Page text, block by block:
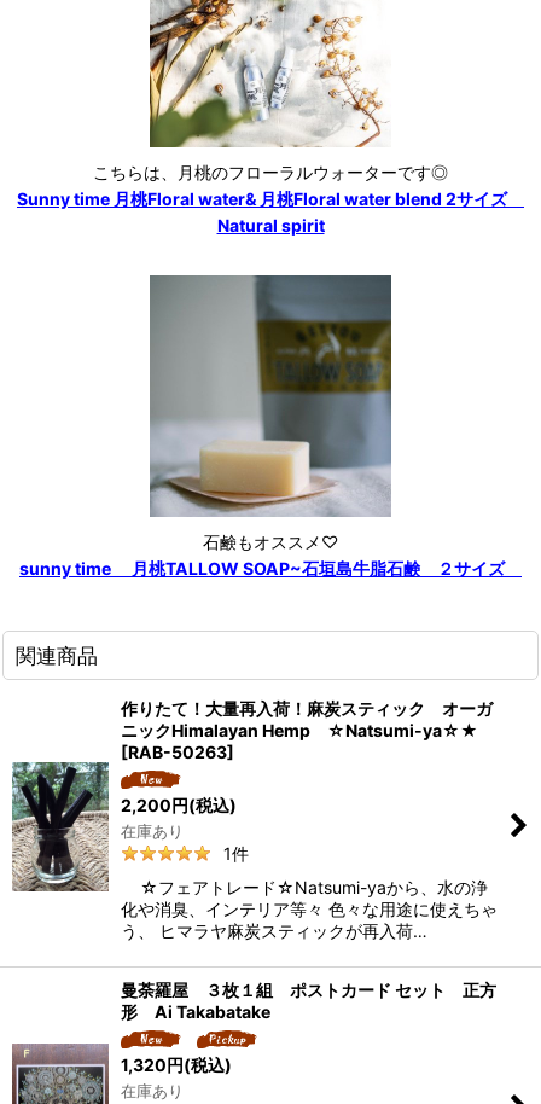
こちらは、月桃のフローラルウォーターです◎
Sunny time 月桃Floral water& 月桃Floral water blend 2サイズ
Natural spirit
石鹸もオススメ♡
sunny time 月桃TALLOW SOAP~石垣島牛脂石鹸 ２サイズ
関連商品
作りたて！大量再入荷！麻炭スティック オーガ
ニックHimalayan Hemp ☆Natsumi-ya☆★
[RAB-50263]
2,200円(税込)
在庫あり
1件
☆フェアトレード☆Natsumi-yaから、水の浄
化や消臭、インテリア等々 色々な用途に使えちゃ
う、 ヒマラヤ麻炭スティックが再入荷…
曼荼羅屋 ３枚１組 ポストカード セット 正方
形 Ai Takabatake
1,320円(税込)
在庫あり